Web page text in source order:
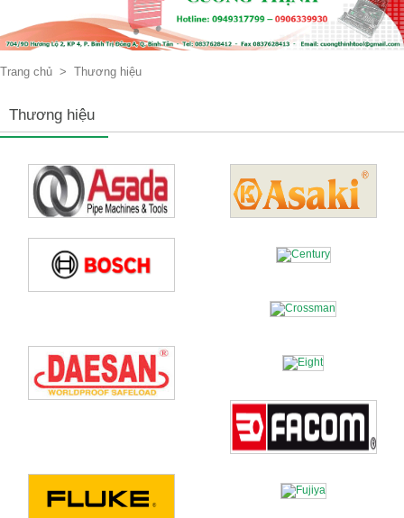
Trang chủ > Thương hiệu
Thương hiệu